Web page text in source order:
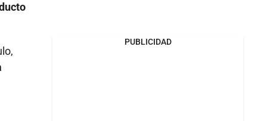
PUBLICIDAD